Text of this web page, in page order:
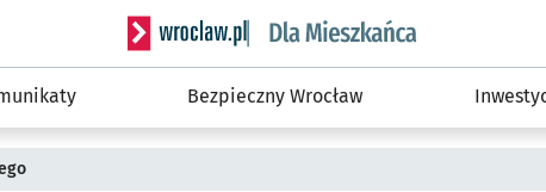
Serwis informacyjny wroclaw.pl podserwis: Dla
Bezpieczny Wrocław